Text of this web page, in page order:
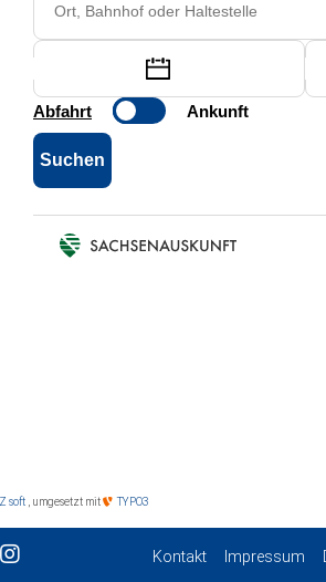
soft , umgesetzt mit TYPO3
Kontakt Impressum